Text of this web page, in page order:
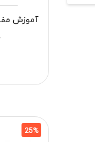
آموزش
25%